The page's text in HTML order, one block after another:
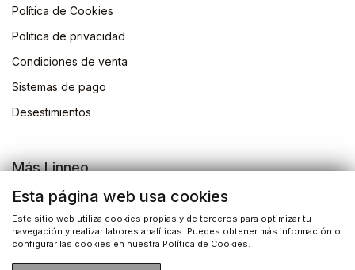
Política de Cookies
Politica de privacidad
Condiciones de venta
Sistemas de pago
Desestimientos
Más Linneo
Blog
Actividades
Busqueda de libros
Esta página web usa cookies
Este sitio web utiliza cookies propias y de terceros para optimizar tu
navegación y realizar labores analíticas. Puedes obtener más información o
configurar las cookies en nuestra Política de Cookies.